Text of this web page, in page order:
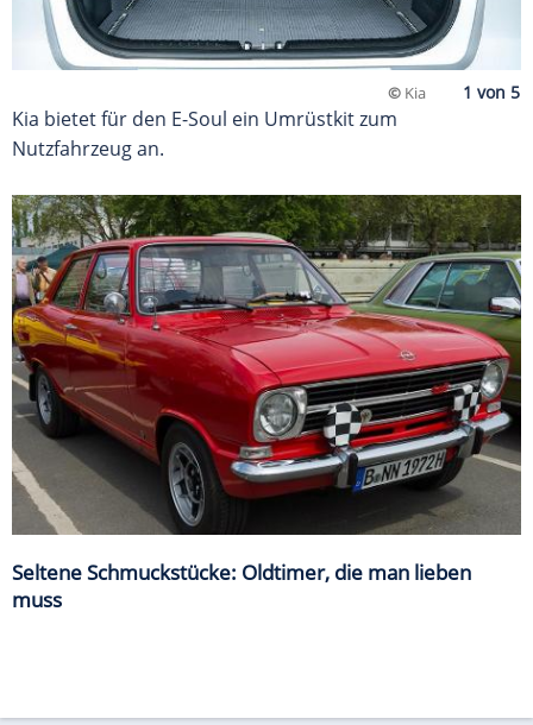
© Kia
Kia bietet für den E-Soul ein Umrüstkit zum
Nutzfahrzeug an.
Seltene Schmuckstücke: Oldtimer, die man lieben
muss